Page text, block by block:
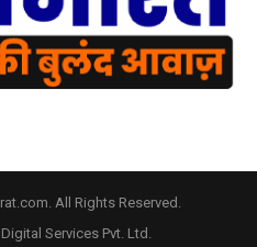
All Rights Reserved.
Services Pvt. Ltd.